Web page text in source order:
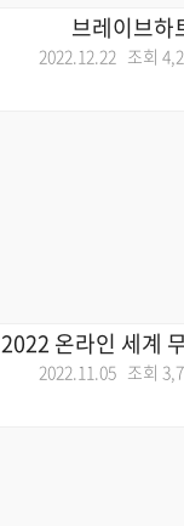
브레이브하
2022.12.22 조회
2022 온라인 세계
2022.11.05 조회